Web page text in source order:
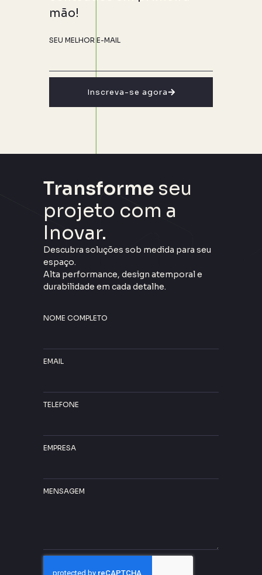
mão!
SEU MELHOR E-MAIL
Inscreva-se agora
Transforme seu
projeto com a
Inovar.
Descubra soluções sob medida para seu
espaço.
Alta performance, design atemporal e
durabilidade em cada detalhe.
NOME COMPLETO
EMAIL
TELEFONE
EMPRESA
MENSAGEM